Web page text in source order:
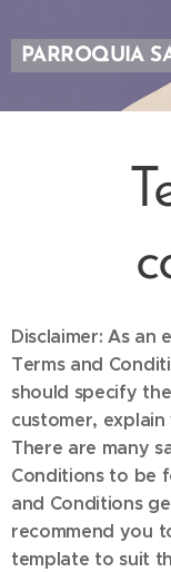
PARROQUIA
Disclaimer: As an
Terms and
should specify
customer,
There are many
Conditions to be
and Conditions
recommend you
template to suit